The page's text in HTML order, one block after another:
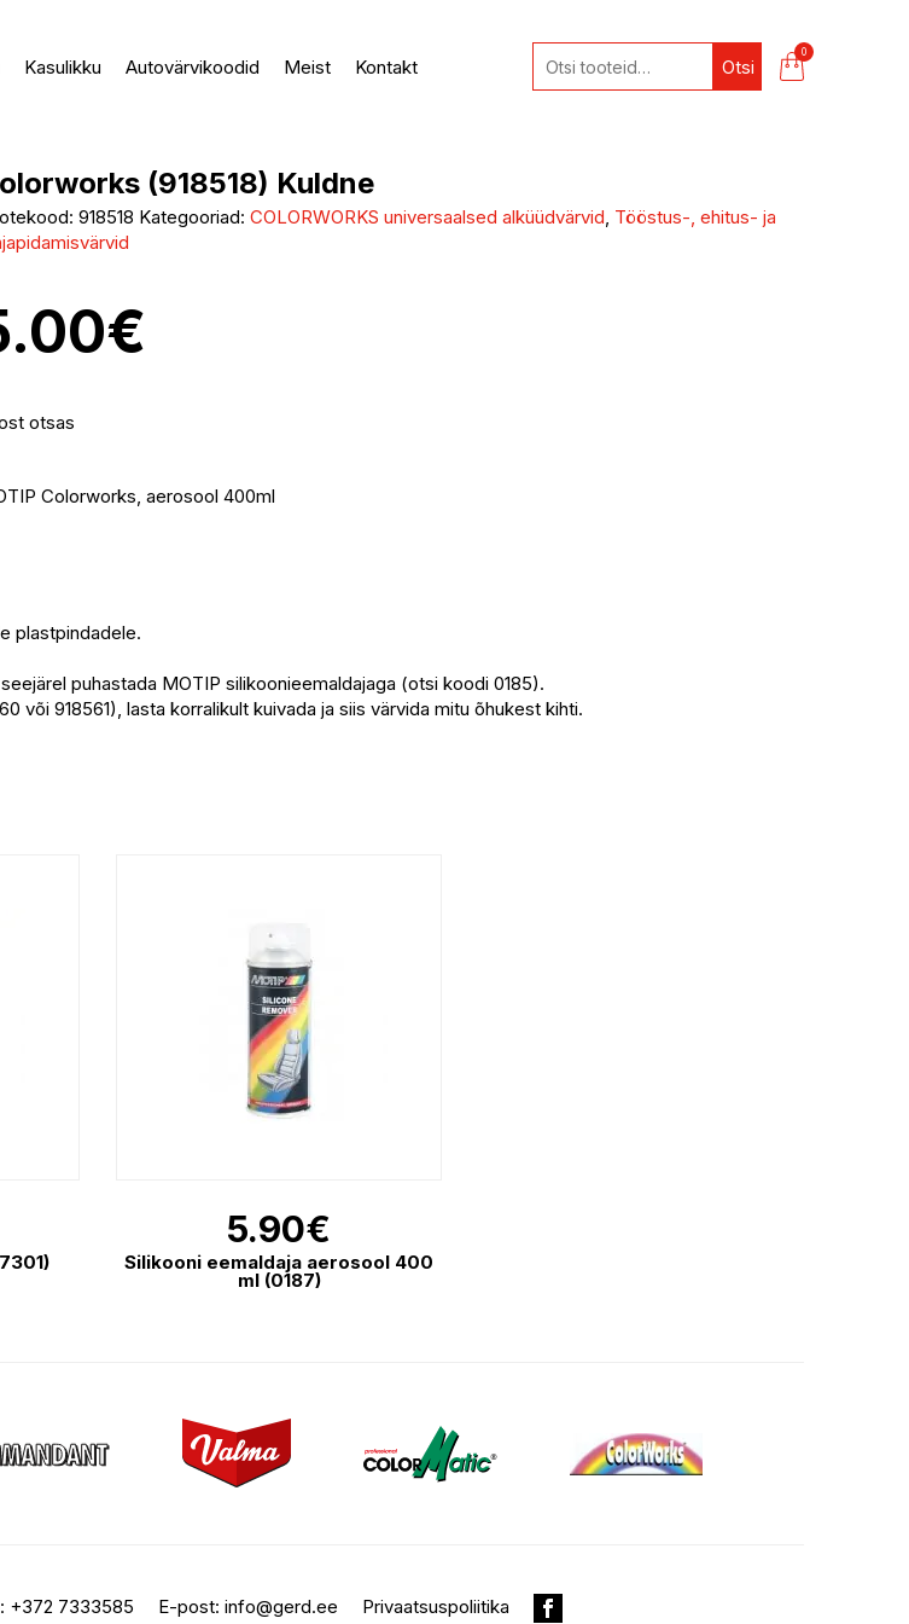
Kasulikku Autovärvikoodid Meist Kontakt Otsi
0
(918518) Kuldne
918518 Kategooriad: COLORWORKS universaalsed alküüdvärvid, Tööstus-, ehitus- ja
€
otsas
Colorworks, aerosool 400ml
plastpindadele.
puhastada MOTIP silikoonieemaldajaga (otsi koodi 0185).
või 918561), lasta korralikult kuivada ja siis värvida mitu õhukest kihti.
5.90€
Silikooni eemaldaja aerosool 400
ml (0187)
+372 7333585 E-post: info@gerd.ee Privaatsuspoliitika